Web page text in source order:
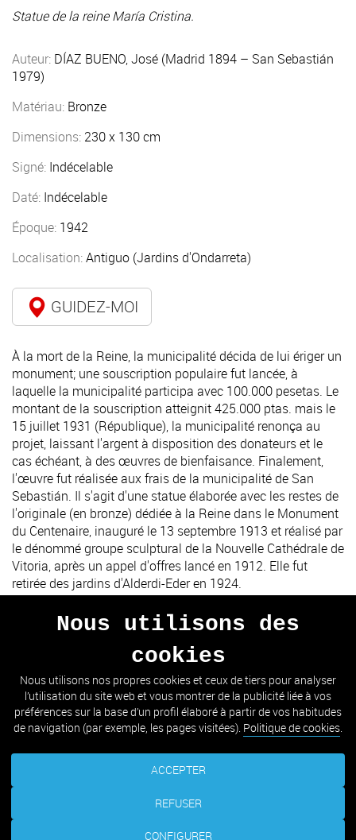
Statue de la reine María Cristina.
Auteur: DÍAZ BUENO, José (Madrid 1894 – San Sebastián
1979)
Matériau: Bronze
Dimensions: 230 x 130 cm
Signé: Indécelable
Daté: Indécelable
Époque: 1942
Localisation:Antiguo (Jardins d'Ondarreta)
GUIDEZ-MOI
À la mort de la Reine, la municipalité décida de lui ériger un
monument; une souscription populaire fut lancée, à
laquelle la municipalité participa avec 100.000 pesetas. Le
montant de la souscription atteignit 425.000 ptas. mais le
15 juillet 1931 (République), la municipalité renonça au
projet, laissant l'argent à disposition des donateurs et le
cas échéant, à des œuvres de bienfaisance. Finalement,
l'œuvre fut réalisée aux frais de la municipalité de San
Sebastián. Il s'agit d'une statue élaborée avec les restes de
l'originale (en bronze) dédiée à la Reine dans le Monument
du Centenaire, inauguré le 13 septembre 1913 et réalisé par
le dénommé groupe sculptural de la Nouvelle Cathédrale de
Vitoria, après un appel d'offres lancé en 1912. Elle fut
retirée des jardins d'Alderdi-Eder en 1924.
PRÉCÉDENT
ALLER À LA LISTE
Nous utilisons des
cookies
Nous utilisons nos propres cookies et ceux de tiers pour analyser
l’utilisation du site web et vous montrer de la publicité liée à vos
préférences sur la base d’un profil élaboré à partir de vos habitudes
de navigation (par exemple, les pages visitées). Politique de cookies.
CONFIGURER
REFUSER
ACCEPTER